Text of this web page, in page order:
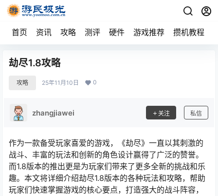
首页 资讯 攻略 测评 硬件 游戏推荐 攒机教程
劫尽1.8攻略
攻略 25年11月10日 0
zhangjiawei 关注 私信
作为一款备受玩家喜爱的游戏，《劫尽》一直以其刺激的
战斗、丰富的玩法和创新的角色设计赢得了广泛的赞誉。
而1.8版本的推出更是为玩家们带来了更多全新的挑战和乐
趣。本文将详细介绍劫尽1.8版本的各种玩法和攻略，帮助
玩家们快速掌握游戏的核心要点，打造强大的战斗阵容，